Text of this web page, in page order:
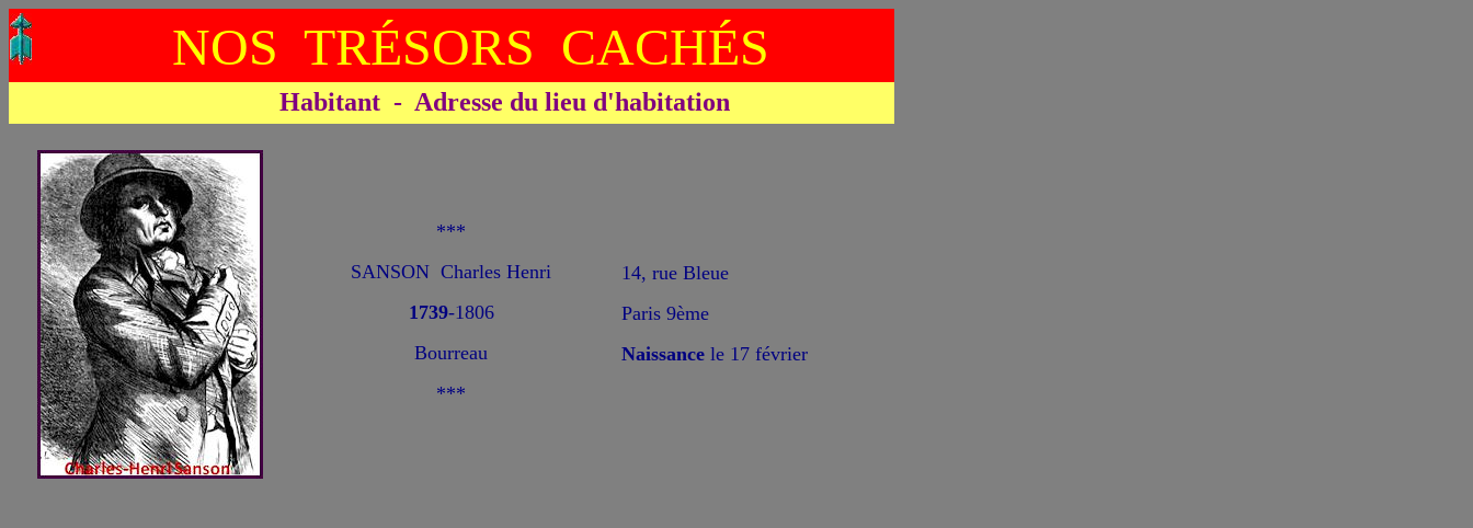
NOS TRÉSORS CACHÉS
Habitant - Adresse du lieu d'habitation
***
SANSON Charles Henri
1739-1806
Bourreau
***
14, rue Bleue
Paris 9ème
Naissance le 17 février